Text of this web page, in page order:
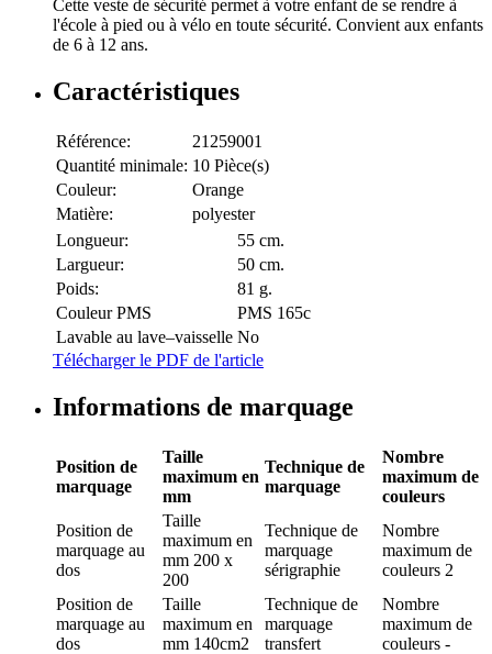
Cette veste de sécurité permet à votre enfant de se rendre à
l'école à pied ou à vélo en toute sécurité. Convient aux enfants
de 6 à 12 ans.
Caractéristiques
Référence:
21259001
Quantité minimale: 10 Pièce(s)
Couleur:
Orange
Matière:
polyester
Longueur:
55 cm.
Largueur:
50 cm.
Poids:
81 g.
Couleur PMS
PMS 165c
Lavable au lave–vaisselle No
Télécharger le PDF de l'article
Informations de marquage
Position de
marquage
Taille
maximum en
mm
Technique de
marquage
Nombre
maximum de
couleurs
Position de
marquage au
dos
Taille
maximum en
mm 200 x
200
Technique de
marquage
sérigraphie
Nombre
maximum de
couleurs 2
Position de
marquage au
dos
Taille
maximum en
mm 140cm2
Technique de
marquage
transfert
Nombre
maximum de
couleurs -